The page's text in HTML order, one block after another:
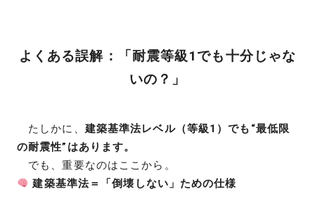
よくある誤解：「耐震等級1でも十分じゃな
いの？」
たしかに、 建築基準法レベル（等級1）でも“最低限
の耐震性”はあります。
でも、重要なのはここから。
建築基準法＝「倒壊しない」ための仕様